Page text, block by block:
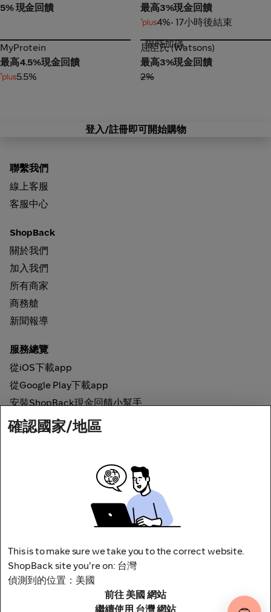
5% 現金回饋
最高3%現金回饋
4%• 17小時後結束
MyProtein
MyProtein
最高4.5%現金回饋
5.5%
屈臣氏 (Watsons)
限時加碼
屈臣氏 (Watsons)
最高3%現金回饋
2%
登入/註冊即可開始購物
聯繫我們
線上客服
客服中心
ShopBack
關於我們
加入我們
所有商家
商務艙
新聞報導
服務總覽
從iOS下載app
從Google Play下載app
安裝ShopBack現金回饋小幫手
如何運作
地址：台北市松山區南京東路四段1號8樓
隱私權政策
確認國家/地區
This is to make sure we take you to the correct website.
ShopBack site you're on: 台灣
偵測到的位置：美國
前往 美國 網站
繼續使用 台灣 網站